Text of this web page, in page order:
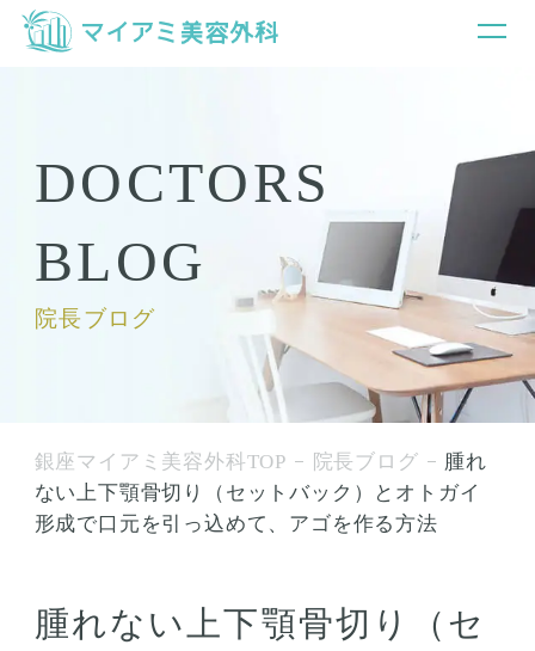
DOCTORS
BLOG
院長ブログ
銀座マイアミ美容外科TOP 院長ブログ
腫れ
ない上下顎骨切り（セットバック）とオトガイ
形成で口元を引っ込めて、アゴを作る方法
腫れない上下顎骨切り（セ